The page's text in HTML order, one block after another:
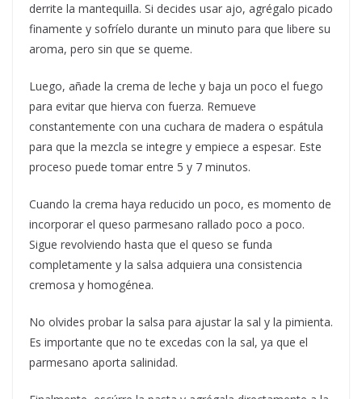
derrite la mantequilla. Si decides usar ajo, agrégalo picado
finamente y sofríelo durante un minuto para que libere su
aroma, pero sin que se queme.
Luego, añade la crema de leche y baja un poco el fuego
para evitar que hierva con fuerza. Remueve
constantemente con una cuchara de madera o espátula
para que la mezcla se integre y empiece a espesar. Este
proceso puede tomar entre 5 y 7 minutos.
Cuando la crema haya reducido un poco, es momento de
incorporar el queso parmesano rallado poco a poco.
Sigue revolviendo hasta que el queso se funda
completamente y la salsa adquiera una consistencia
cremosa y homogénea.
No olvides probar la salsa para ajustar la sal y la pimienta.
Es importante que no te excedas con la sal, ya que el
parmesano aporta salinidad.